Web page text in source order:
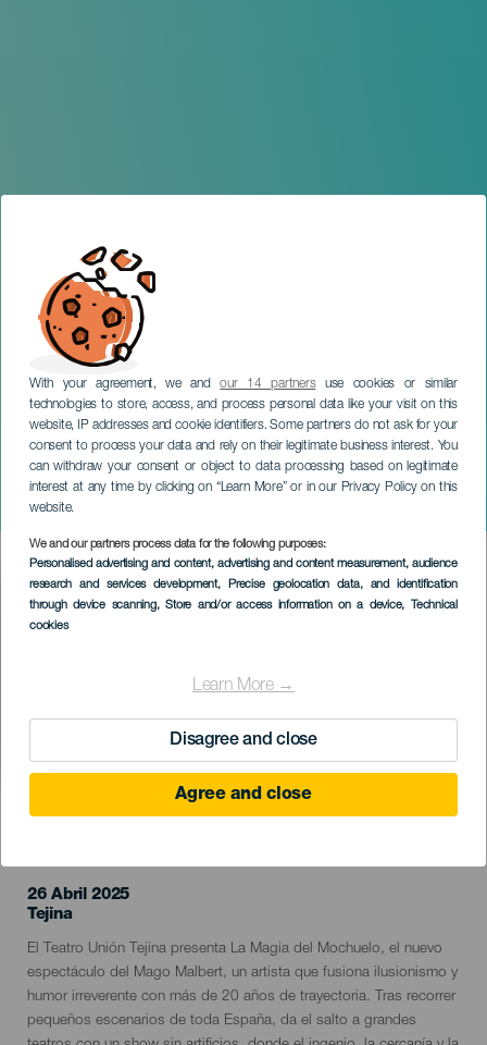
With your agreement, we andour 14 partnersuse cookies or similar
technologies to store, access, and process personal data like your visit on this
website, IP addresses and cookie identifiers. Some partners do not ask for your
consent to process your data and rely on their legitimate business interest. You
can withdraw your consent or object to data processing based on legitimate
interest at any time by clicking on “Learn More” or in our Privacy Policy on this
website.
We and our partners process data for the following purposes:
Personalised advertising and content, advertising and content measurement, audience
research and services development, Precise geolocation data, and identification
through device scanning, Store and/or access information on a device, Technical
cookies
Learn More →
Disagree and close
Agree and close
Mago Malbert
TENERIFE
Imagen
Listado
26 Abril 2025
Localidad
Tejina
Descripción
del
evento
El Teatro Unión Tejina presenta La Magia del Mochuelo, el nuevo
espectáculo del Mago Malbert, un artista que fusiona ilusionismo y
humor irreverente con más de 20 años de trayectoria. Tras recorrer
pequeños escenarios de toda España, da el salto a grandes